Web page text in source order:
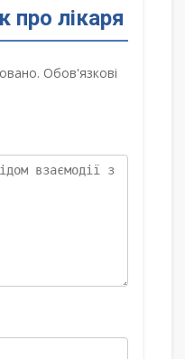
про лікаря
Обов'язкові